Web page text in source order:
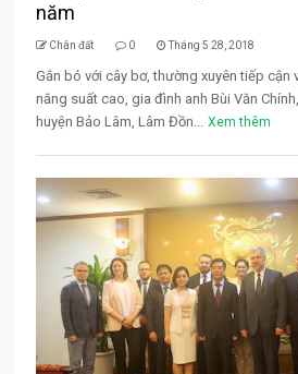
năm
Chân đất 0 Tháng 5 28, 2018
Gắn bó với cây bơ, thường xuyên tiếp cận
năng suất cao, gia đình anh Bùi Văn
huyện Bảo Lâm, Lâm Đồn... Xem thêm